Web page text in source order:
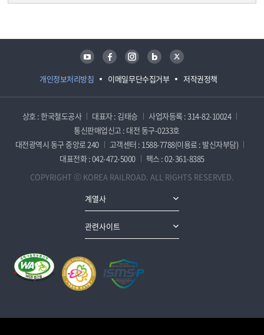
개인정보처리방침 이메일무단수집거부 저작권정책
유튜브 페이스북 인스타그램 블로그 트위터
상호 : 한국철도공사 대표자 : 김태승
사업자등록 : 314-82-10024
통신판매업신고 : 대전 동구-0233호
대전광역시 동구 중앙로 240
고객센터 : 1588-7788(이용료 : 발신자부담)
대표전화 : 042-472-5000
팩스 : 02-361-8385
COPYRIGHT ⓒ KOREA RAILROAD. ALL RIGHTS RESERVED.
계열사
관련사이트